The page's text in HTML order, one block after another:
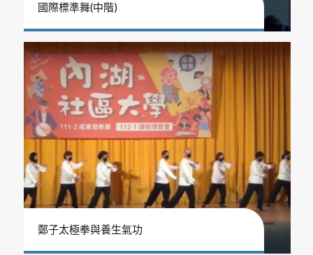
國際標準舞(中階)
鄭子太極拳與養生氣功